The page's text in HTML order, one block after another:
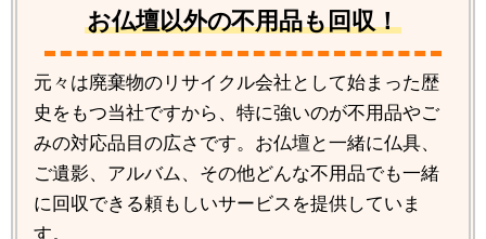
お仏壇以外の不用品も回収！
元々は廃棄物のリサイクル会社として始まった歴
史をもつ当社ですから、特に強いのが不用品やご
みの対応品目の広さです。お仏壇と一緒に仏具、
ご遺影、アルバム、その他どんな不用品でも一緒
に回収できる頼もしいサービスを提供していま
す。